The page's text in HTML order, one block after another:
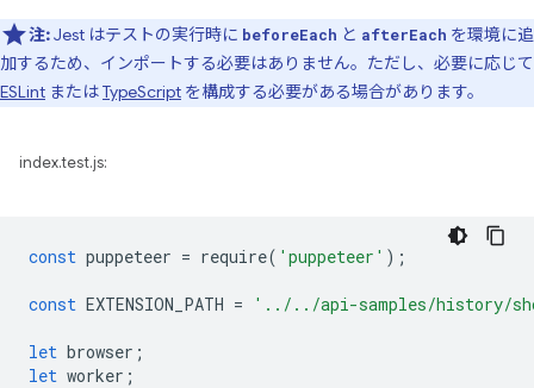
注:Jest はテストの実行時に beforeEach と afterEach を環境に追
加するため、インポートする必要はありません。ただし、必要に応じて
ESLint またはTypeScript を構成する必要がある場合があります。
index.test.js:
const puppeteer = require( 'puppeteer' );
const EXTENSION_PATH = '../../api-samples/history/
let browser ;
let worker ;